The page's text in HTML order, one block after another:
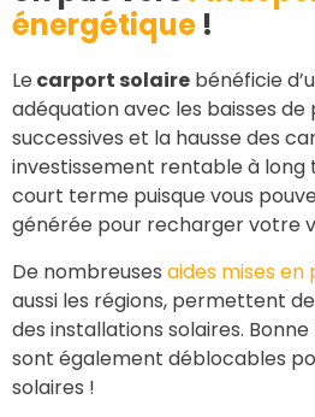
énergétique !
Lecarport solaire bénéficie
adéquation avec les baisses de
successives et la hausse des
investissement rentable à long
court terme puisque vous
générée pour recharger votre
De nombreuses aides mises en
aussi les régions, permettent
des installations solaires.
sont également déblocables
solaires !